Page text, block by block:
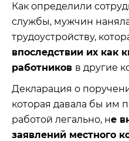
Как определили
службы, мужчин
трудоустройству,
впоследствии их как
работников в другие
Декларация о
которая давала бы им
работой легально, не
заявлений местного